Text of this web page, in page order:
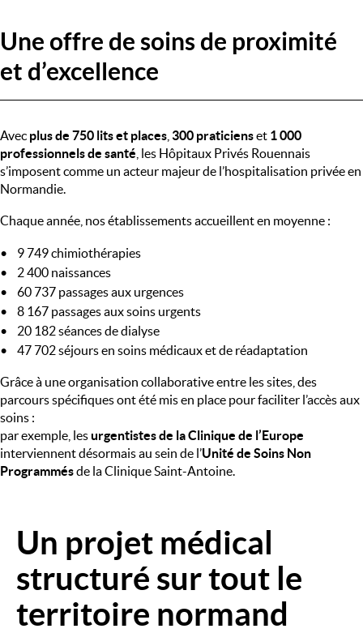
Une offre de soins de proximité
et d’excellence
Avec plus de 750 lits et places 300 praticiens et 1 000
professionnels de santé , les Hôpitaux Privés Rouennais
s’imposent comme un acteur majeur de l’hospitalisation privée en
Normandie.
Chaque année, nos établissements accueillent en moyenne :
•    9 749 chimiothérapies
•    2 400 naissances
•    60 737 passages aux urgences
•    8 167 passages aux soins urgents
•    20 182 séances de dialyse
•    47 702 séjours en soins médicaux et de réadaptation
Grâce à une organisation collaborative entre les sites, des
parcours spécifiques ont été mis en place pour faciliter l’accès aux
soins :
par exemple, les urgentistes de la Clinique de l’Europe
interviennent désormais au sein de l’Unité de Soins Non
Programmés de la Clinique Saint-Antoine.
Image
Un projet médical
structuré sur tout le
territoire normand